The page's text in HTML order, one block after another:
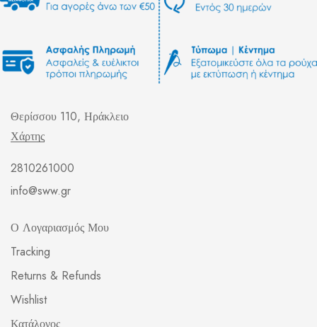
Θερίσσου 110, Ηράκλειο
Χάρτης
2810261000
info@sww.gr
Ο Λογαριασμός Μου
Tracking
Returns & Refunds
Wishlist
Κατάλογος